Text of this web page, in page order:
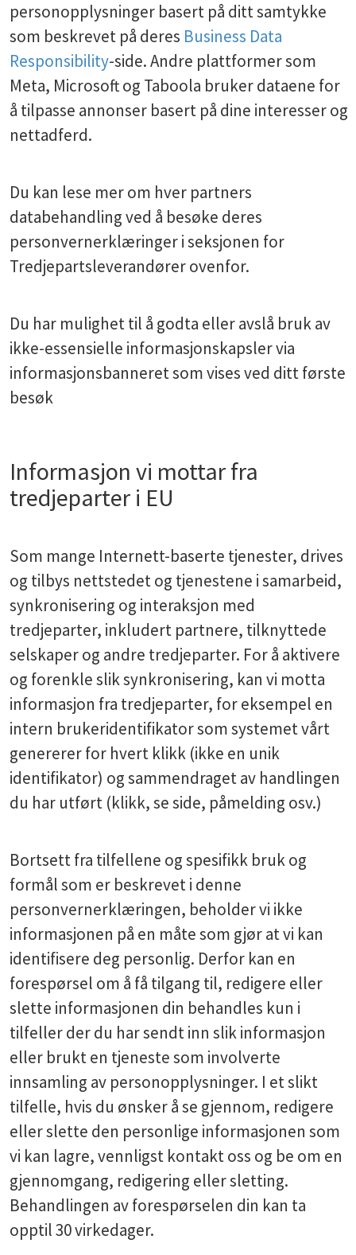
personopplysninger basert på ditt samtykke
som beskrevet på deres Business Data
Responsibility-side. Andre plattformer som
Meta, Microsoft og Taboola bruker dataene for
å tilpasse annonser basert på dine interesser og
nettadferd.
Du kan lese mer om hver partners
databehandling ved å besøke deres
personvernerklæringer i seksjonen for
Tredjepartsleverandører ovenfor.
Du har mulighet til å godta eller avslå bruk av
ikke-essensielle informasjonskapsler via
informasjonsbanneret som vises ved ditt første
besøk
Informasjon vi mottar fra
tredjeparter i EU
Som mange Internett-baserte tjenester, drives
og tilbys nettstedet og tjenestene i samarbeid,
synkronisering og interaksjon med
tredjeparter, inkludert partnere, tilknyttede
selskaper og andre tredjeparter. For å aktivere
og forenkle slik synkronisering, kan vi motta
informasjon fra tredjeparter, for eksempel en
intern brukeridentifikator som systemet vårt
genererer for hvert klikk (ikke en unik
identifikator) og sammendraget av handlingen
du har utført (klikk, se side, påmelding osv.)
Bortsett fra tilfellene og spesifikk bruk og
formål som er beskrevet i denne
personvernerklæringen, beholder vi ikke
informasjonen på en måte som gjør at vi kan
identifisere deg personlig. Derfor kan en
forespørsel om å få tilgang til, redigere eller
slette informasjonen din behandles kun i
tilfeller der du har sendt inn slik informasjon
eller brukt en tjeneste som involverte
innsamling av personopplysninger. I et slikt
tilfelle, hvis du ønsker å se gjennom, redigere
eller slette den personlige informasjonen som
vi kan lagre, vennligst kontakt oss og be om en
gjennomgang, redigering eller sletting.
Behandlingen av forespørselen din kan ta
opptil 30 virkedager.